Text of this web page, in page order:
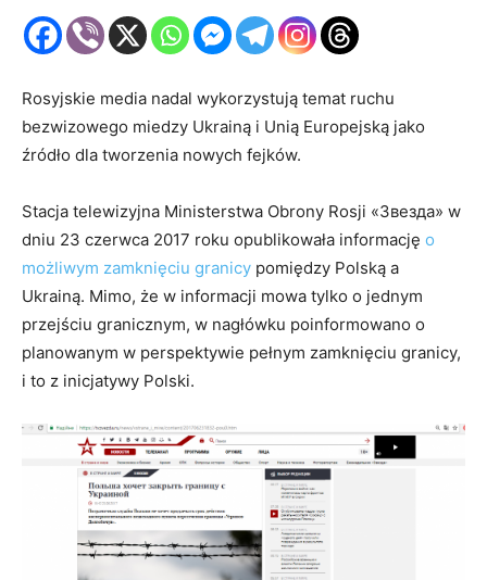
Rosyjskie media nadal wykorzystują temat ruchu
bezwizowego miedzy Ukrainą i Unią Europejską jako
źródło dla tworzenia nowych fejków.
Stacja telewizyjna Ministerstwa Obrony Rosji «Звезда» w
dniu 23 czerwca 2017 roku opublikowała informację o
możliwym zamknięciu granicy pomiędzy Polską a
Ukrainą. Mimo, że w informacji mowa tylko o jednym
przejściu granicznym, w nagłówku poinformowano o
planowanym w perspektywie pełnym zamknięciu granicy,
i to z inicjatywy Polski.